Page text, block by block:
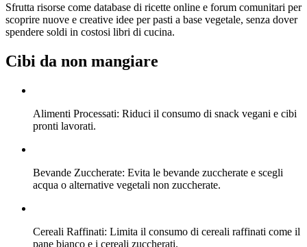
Sfrutta risorse come database di ricette online e forum comunitari per
scoprire nuove e creative idee per pasti a base vegetale, senza dover
spendere soldi in costosi libri di cucina.
Cibi da non mangiare
Alimenti Processati: Riduci il consumo di snack vegani e cibi
pronti lavorati.
Bevande Zuccherate: Evita le bevande zuccherate e scegli
acqua o alternative vegetali non zuccherate.
Cereali Raffinati: Limita il consumo di cereali raffinati come il
pane bianco e i cereali zuccherati.